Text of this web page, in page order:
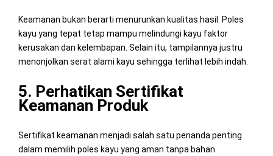
Keamanan bukan berarti menurunkan kualitas hasil. Poles
kayu yang tepat tetap mampu melindungi kayu faktor
kerusakan dan kelembapan. Selain itu, tampilannya justru
menonjolkan serat alami kayu sehingga terlihat lebih indah.
5. Perhatikan Sertifikat
Keamanan Produk
Sertifikat keamanan menjadi salah satu penanda penting
dalam memilih poles kayu yang aman tanpa bahan